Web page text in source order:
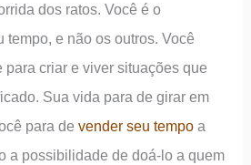
dos ratos. Você é o
tempo, e não os outros. Você
criar e viver situações que
Sua vida para de girar em
para devender seu tempo a
a possibilidade de doá-lo a quem